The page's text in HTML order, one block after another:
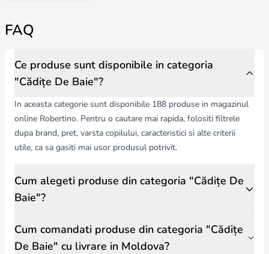
Ergonomie și confort
pentru copil, adâncime ajustată pentru siguranță și confort;
la apă și la uzură, fără BPA și alte substanțe nocive;
Funcționalitate și accesorii
termometru integrat, suport pentru jucării, colac pliabil pentru
depozitare;
– modele atractive, culori vii, personaje preferate de
copii, ușor de integrat în baia de acasă;
Beneficii pentru dezvoltare– facilitează independența copilului,
obișnuirea cu rutina băii și igiena personală de la vârste fragede.
Verificați stabilitatea și prezența elementelor antiderapante;
Optați pentru modele cu accesorii care facilitează baia și curățenia;
Cădițele din magazinul Robertino.md sunt selectate cu atenție pentru
siguranță, calitate și confort, oferind părinților liniștea că fiecare baie
FAQ
Ce produse sunt disponibile in categoria
"Cădițe De Baie"?
In aceasta categorie sunt disponibile 188 produse in magazinul
online Robertino. Pentru o cautare mai rapida, folositi filtrele
dupa brand, pret, varsta copilului, caracteristici si alte criterii
utile, ca sa gasiti mai usor produsul potrivit.
Cum alegeti produse din categoria "Cădițe De
Baie"?
Cum comandati produse din categoria "Cădițe
De Baie" cu livrare in Moldova?